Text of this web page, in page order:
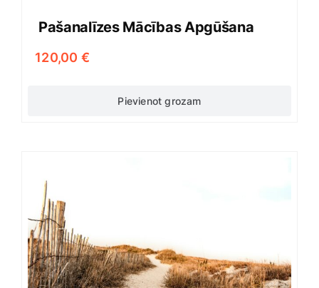
Pašanalīzes Mācības Apgūšana
120,00 €
Pievienot grozam